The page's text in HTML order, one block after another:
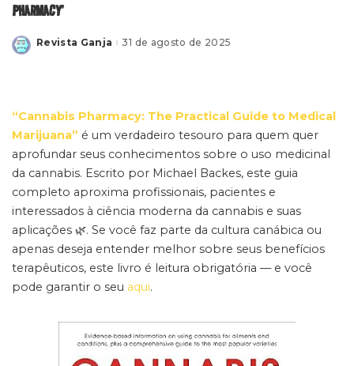
PHARMACY’
Posted
Revista Ganja 31 de agosto de 2025
“Cannabis Pharmacy: The Practical Guide to Medical
Marijuana” é um verdadeiro tesouro para quem quer
aprofundar seus conhecimentos sobre o uso medicinal
da cannabis. Escrito por Michael Backes, este guia
completo aproxima profissionais, pacientes e
interessados à ciência moderna da cannabis e suas
aplicações 🌿. Se você faz parte da cultura canábica ou
apenas deseja entender melhor sobre seus benefícios
terapêuticos, este livro é leitura obrigatória — e você
pode garantir o seu aqui.